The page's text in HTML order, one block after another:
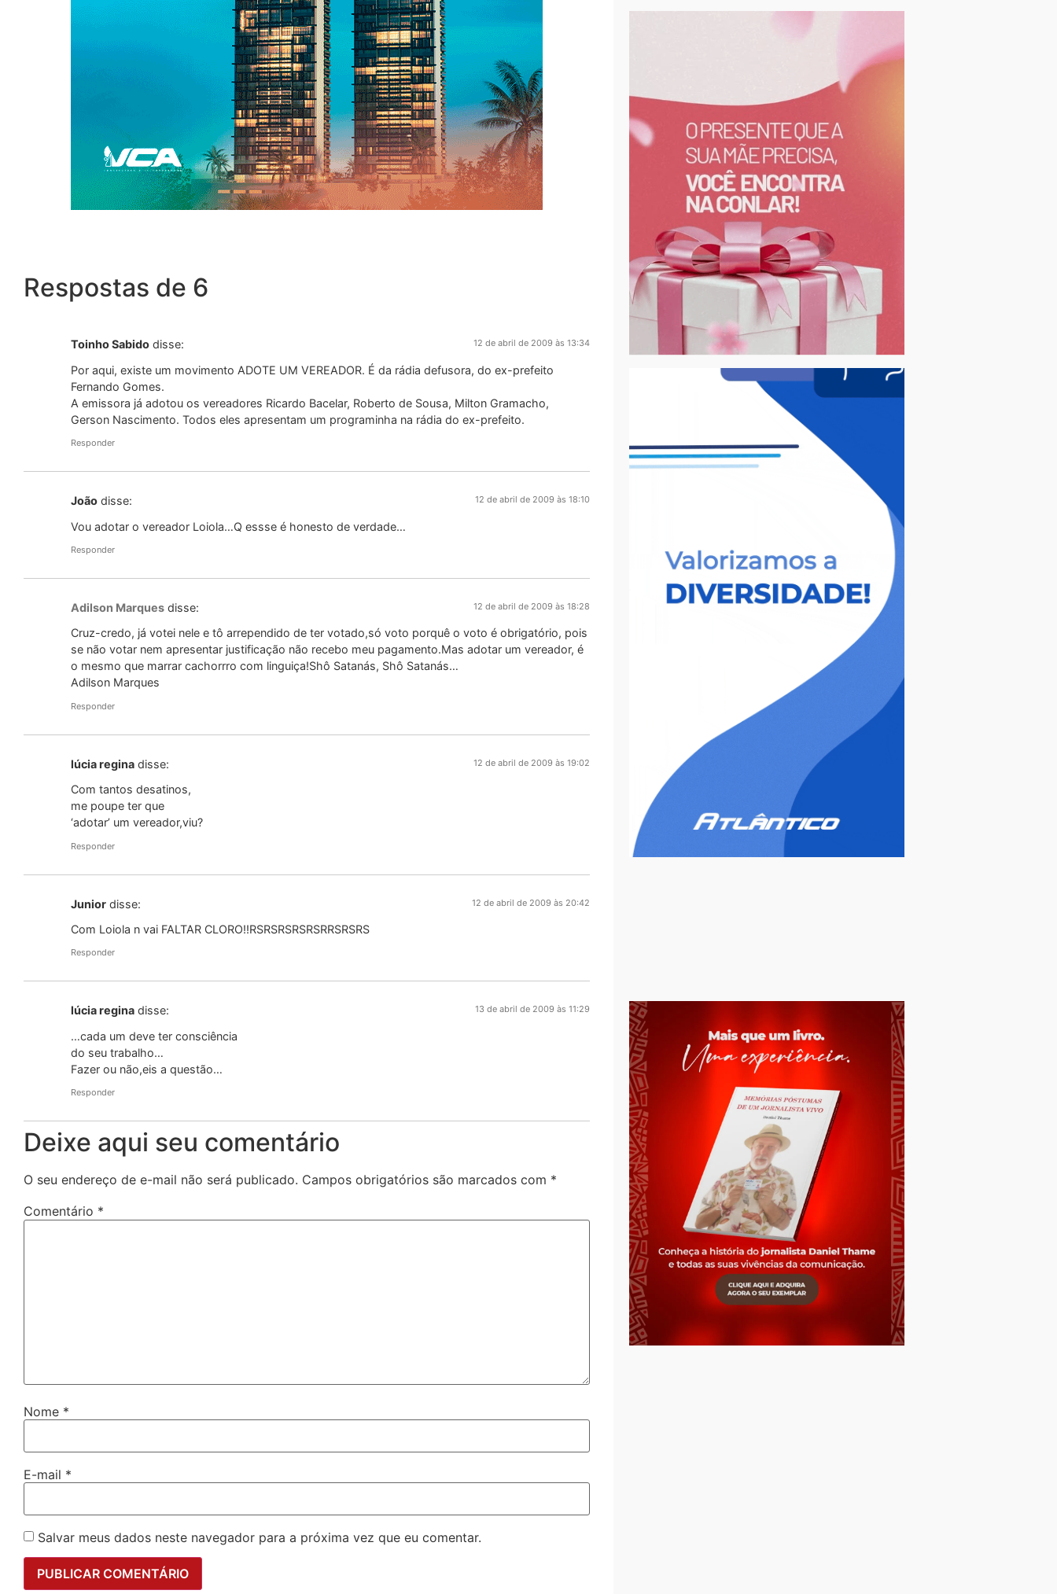
Respostas de 6
Toinho Sabido disse: 12 de abril de 2009 às 13:34
Por aqui, existe um movimento ADOTE UM VEREADOR. É da rádia defusora, do ex-prefeito
Fernando Gomes.
A emissora já adotou os vereadores Ricardo Bacelar, Roberto de Sousa, Milton Gramacho,
Gerson Nascimento. Todos eles apresentam um programinha na rádia do ex-prefeito.
Responder
João disse: 12 de abril de 2009 às 18:10
Vou adotar o vereador Loiola…Q essse é honesto de verdade…
Responder
Adilson Marques disse: 12 de abril de 2009 às 18:28
Cruz-credo, já votei nele e tô arrependido de ter votado,só voto porquê o voto é obrigatório, pois
se não votar nem apresentar justificação não recebo meu pagamento.Mas adotar um vereador, é
o mesmo que marrar cachorrro com linguiça!Shô Satanás, Shô Satanás…
Adilson Marques
Responder
lúcia regina disse: 12 de abril de 2009 às 19:02
Com tantos desatinos,
me poupe ter que
‘adotar’ um vereador,viu?
Responder
Junior disse: 12 de abril de 2009 às 20:42
Com Loiola n vai FALTAR CLORO!!RSRSRSRSRSRRSRSRS
Responder
lúcia regina disse: 13 de abril de 2009 às 11:29
…cada um deve ter consciência
do seu trabalho…
Fazer ou não,eis a questão…
Responder
Deixe aqui seu comentário
O seu endereço de e-mail não será publicado. Campos obrigatórios são marcados com *
Comentário *
Nome *
E-mail *
Salvar meus dados neste navegador para a próxima vez que eu comentar.